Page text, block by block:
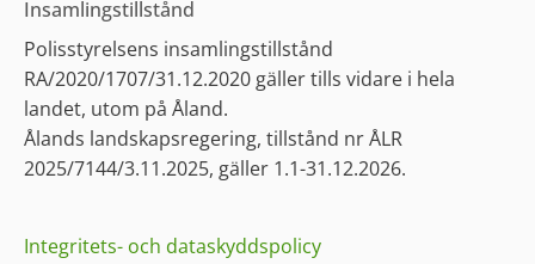
Insamlingstillstånd
Polisstyrelsens insamlingstillstånd
RA/2020/1707/31.12.2020 gäller tills vidare i hela
landet, utom på Åland.
Ålands landskapsregering, tillstånd nr ÅLR
2025/7144/3.11.2025, gäller 1.1-31.12.2026.
Integritets- och dataskyddspolicy